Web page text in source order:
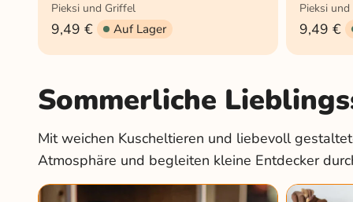
Pieksi und Griffel
9,49 € Auf Lager
Pieksi
9,49 €
Sommerliche
Mit weichen Kuscheltieren und liebevoll
Atmosphäre und begleiten kleine Entdecker